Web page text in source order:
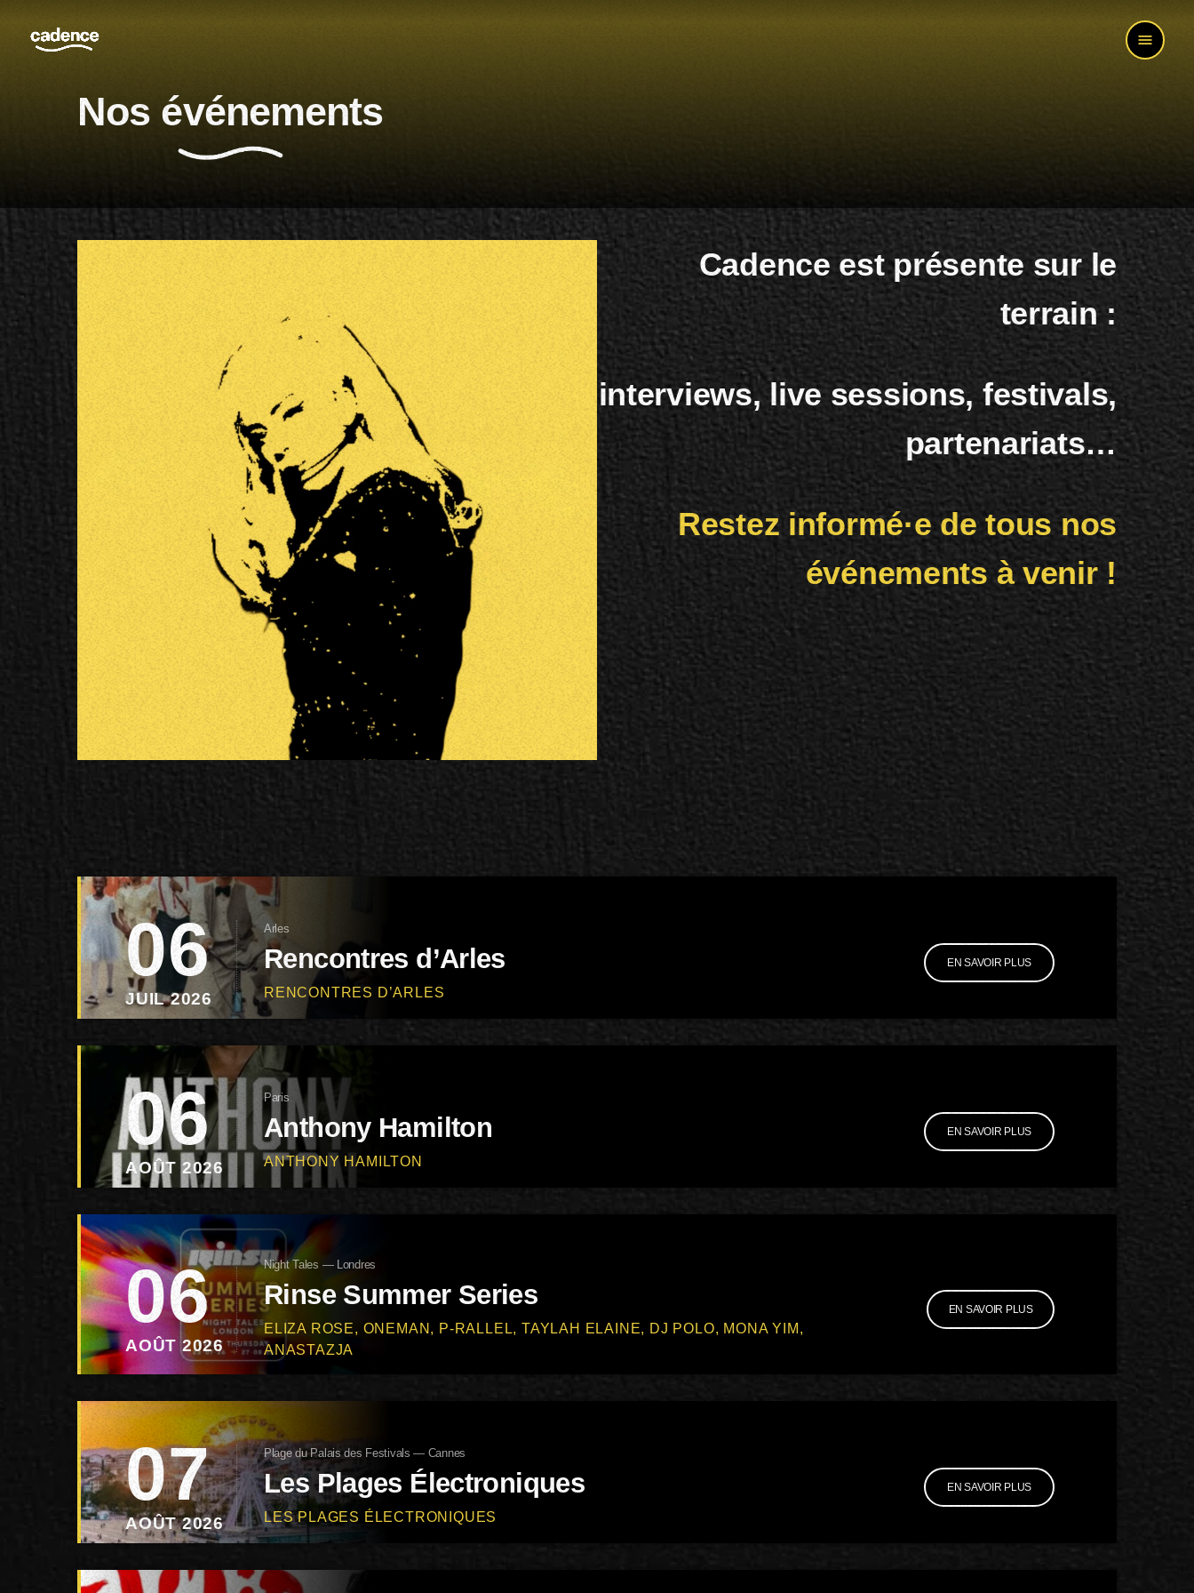
menu
Nos événements
Cadence est présente sur le
terrain :
interviews, live sessions, festivals,
partenariats…
Restez informé·e de tous nos
événements à venir !
06
JUIL 2026
Arles
Rencontres d’Arles
RENCONTRES D’ARLES
EN SAVOIR PLUS
06
AOÛT 2026
Paris
Anthony Hamilton
ANTHONY HAMILTON
EN SAVOIR PLUS
06
AOÛT 2026
Night Tales — Londres
Rinse Summer Series
ELIZA ROSE, ONEMAN, P-RALLEL, TAYLAH ELAINE, DJ POLO, MONA YIM,
ANASTAZJA
EN SAVOIR PLUS
07
AOÛT 2026
Plage du Palais des Festivals — Cannes
Les Plages Électroniques
LES PLAGES ÉLECTRONIQUES
EN SAVOIR PLUS